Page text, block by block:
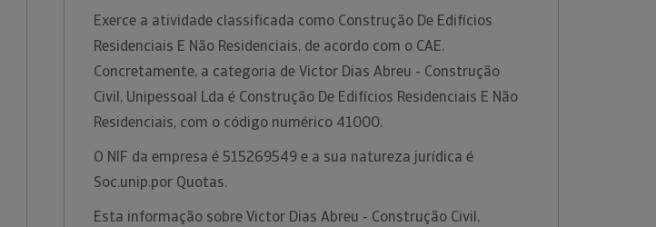
Exerce a atividade classificada como Construção De Edifícios
Residenciais E Não Residenciais, de acordo com o CAE.
Concretamente, a categoria de Victor Dias Abreu - Construção
Civil, Unipessoal Lda é Construção De Edifícios Residenciais E Não
Residenciais, com o código numérico 41000.
O NIF da empresa é 515269549 e a sua natureza jurídica é
Soc.unip.por Quotas.
Esta informação sobre Victor Dias Abreu - Construção Civil,